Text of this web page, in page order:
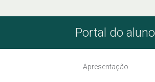
Portal do aluno
Apresentação